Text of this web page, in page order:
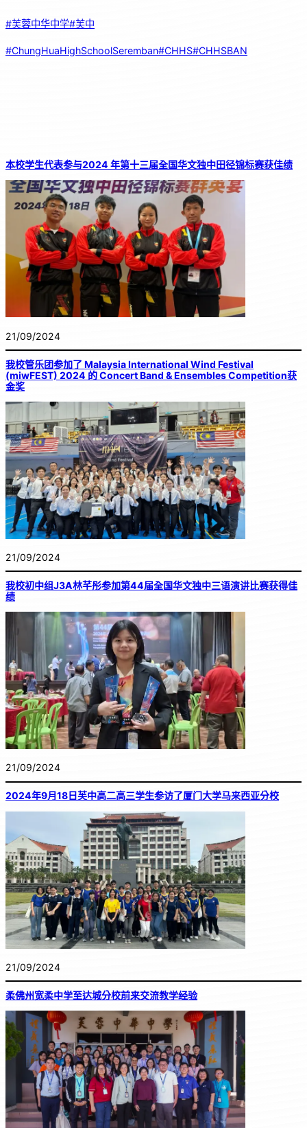
#芙蓉中华中学#芙中
#ChungHuaHighSchoolSeremban#CHHS#CHHSBAN
本校学生代表参与2024 年第十三届全国华文独中田径锦标赛获佳绩
21/09/2024
我校管乐团参加了 Malaysia International Wind Festival
(miwFEST) 2024 的 Concert Band & Ensembles Competition获
金奖
21/09/2024
我校初中组J3A林芊彤参加第44届全国华文独中三语演讲比赛获得佳
绩
21/09/2024
2024年9月18日芙中高二高三学生参访了厦门大学马来西亚分校
21/09/2024
柔佛州宽柔中学至达城分校前来交流教学经验